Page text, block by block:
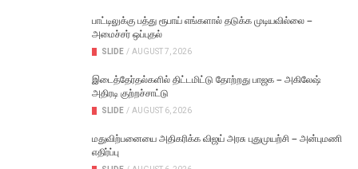
பாட்டிலுக்கு பத்து ரூபாய் எங்களால் தடுக்க முடியவில்லை –
அமைச்சர் ஒப்புதல்
SLIDE / AUGUST 7, 2026
இடைத்தேர்தல்களில் திட்டமிட்டு தோற்றது பாஜக – அகிலேஷ்
அதிரடி குற்றச்சாட்டு
SLIDE / AUGUST 6, 2026
மதுவிற்பனையை அதிகரிக்க விஜய் அரசு புதுமுயற்சி – அன்புமணி
எதிர்ப்பு